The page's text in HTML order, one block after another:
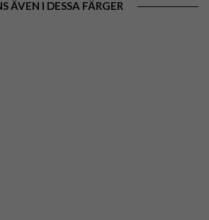
ÄVEN I DESSA FÄRGER